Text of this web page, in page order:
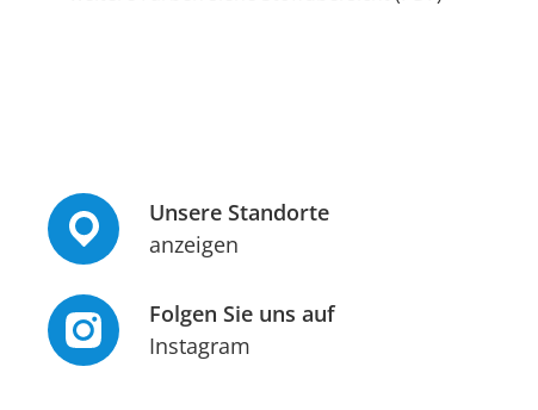
Unsere Standorte
anzeigen
Folgen Sie uns auf
Instagram